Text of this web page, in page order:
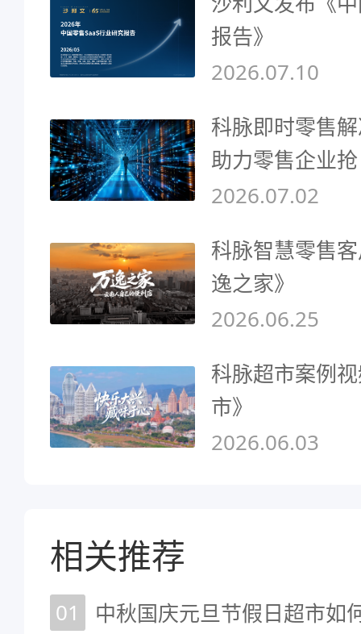
报告》
2026.07.10
科脉即时零售
助力零售企业
2026.07.02
科脉智慧零售
逸之家》
2026.06.25
科脉超市案例
市》
2026.06.03
相关推荐
01